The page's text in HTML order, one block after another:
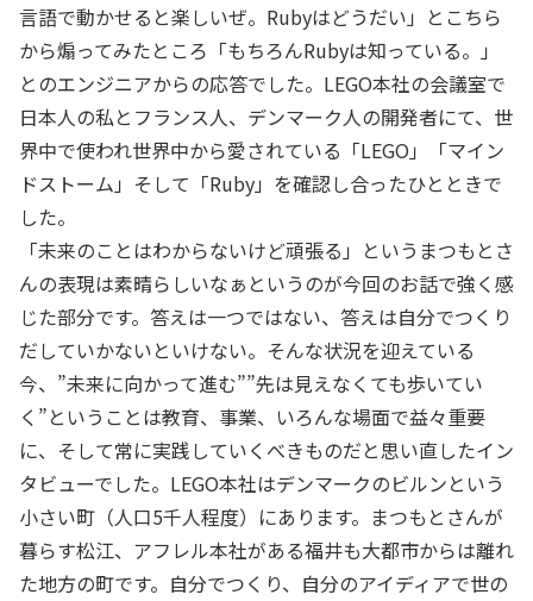
言語で動かせると楽しいぜ。Rubyはどうだい」とこちら
から煽ってみたところ「もちろんRubyは知っている。」
とのエンジニアからの応答でした。LEGO本社の会議室で
日本人の私とフランス人、デンマーク人の開発者にて、世
界中で使われ世界中から愛されている「LEGO」「マイン
ドストーム」そして「Ruby」を確認し合ったひとときで
した。
「未来のことはわからないけど頑張る」というまつもとさ
んの表現は素晴らしいなぁというのが今回のお話で強く感
じた部分です。答えは一つではない、答えは自分でつくり
だしていかないといけない。そんな状況を迎えている
今、”未来に向かって進む””先は見えなくても歩いてい
く”ということは教育、事業、いろんな場面で益々重要
に、そして常に実践していくべきものだと思い直したイン
タビューでした。LEGO本社はデンマークのビルンという
小さい町（人口5千人程度）にあります。まつもとさんが
暮らす松江、アフレル本社がある福井も大都市からは離れ
た地方の町です。自分でつくり、自分のアイディアで世の